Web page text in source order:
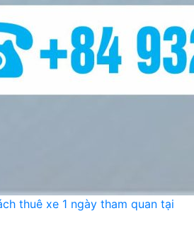
thuê xe 1 ngày tham quan tại